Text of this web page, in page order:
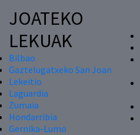
JOATEKO
LEKUAK
Bilbao
Gaztelugatxeko San Joan
Lekeitio
Laguardia
Zumaia
Hondarribia
Gernika-Lumo